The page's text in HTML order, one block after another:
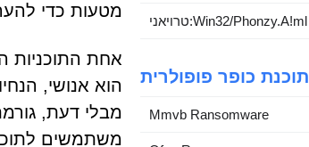
מטעות כדי
הוא אנושי,
מבלי דעת,
משתמשים
טרויאני:Win32/Phonzy.A!ml
תוכנת כופר פופולרית
Mmvb Ransomware